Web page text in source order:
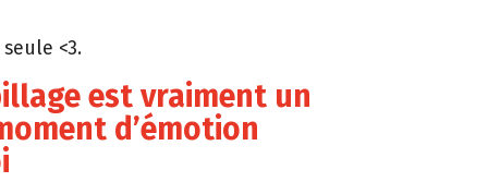
<3.
est vraiment un
d’émotion